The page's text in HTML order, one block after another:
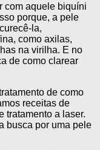
com aquele biquíni
porque, a pele
la,
como axilas,
na virilha. E no
de como clarear
de como
receitas de
tratamento a laser.
busca por uma pele